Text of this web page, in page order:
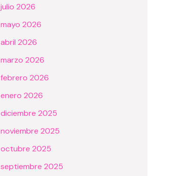
julio 2026
mayo 2026
abril 2026
marzo 2026
febrero 2026
enero 2026
diciembre 2025
noviembre 2025
octubre 2025
septiembre 2025